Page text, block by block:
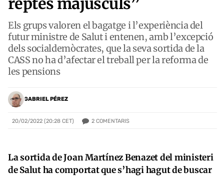
Els grups valoren el bagatge i l’experiència del
futur ministre de Salut i entenen, amb l’excepció
dels socialdemòcrates, que la seva sortida de la
CASS no ha d’afectar el treball per la reforma de
les pensions
GABRIEL PÉREZ
20/02/2022 (20:28 CET) 2 COMENTARIS
La sortida de Joan Martínez Benazet del ministeri
de Salut ha comportat que s’hagi hagut de buscar